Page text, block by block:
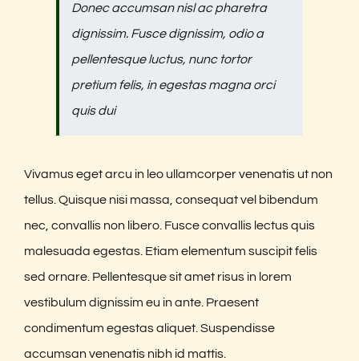
Donec accumsan nisl ac pharetra
dignissim. Fusce dignissim, odio a
pellentesque luctus, nunc tortor
pretium felis, in egestas magna orci
quis dui
Vivamus eget arcu in leo ullamcorper venenatis ut non
tellus. Quisque nisi massa, consequat vel bibendum
nec, convallis non libero. Fusce convallis lectus quis
malesuada egestas. Etiam elementum suscipit felis
sed ornare. Pellentesque sit amet risus in lorem
vestibulum dignissim eu in ante. Praesent
condimentum egestas aliquet. Suspendisse
accumsan venenatis nibh id mattis.